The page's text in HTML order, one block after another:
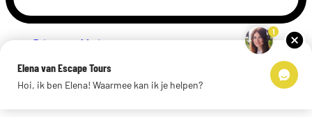
Privacyverklaring
Links
© 2026 Escape Tours
1
Elena van Escape Tours
Hoi, ik ben Elena! Waarmee kan ik je helpen?